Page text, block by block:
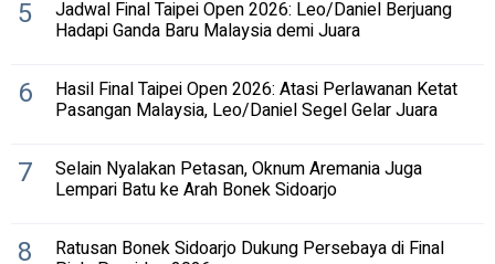
5 Jadwal Final Taipei Open 2026: Leo/Daniel Berjuang
Hadapi Ganda Baru Malaysia demi Juara
6 Hasil Final Taipei Open 2026: Atasi Perlawanan Ketat
Pasangan Malaysia, Leo/Daniel Segel Gelar Juara
7 Selain Nyalakan Petasan, Oknum Aremania Juga
Lempari Batu ke Arah Bonek Sidoarjo
8 Ratusan Bonek Sidoarjo Dukung Persebaya di Final